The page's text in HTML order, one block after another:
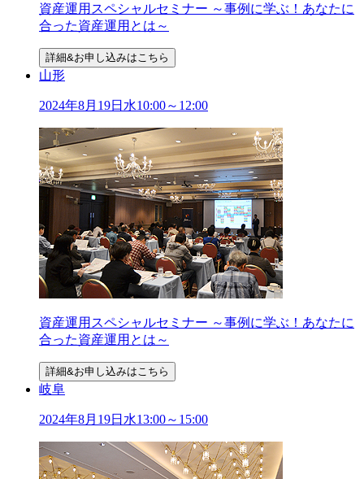
資産運用スペシャルセミナー ～事例に学ぶ！あなたに
合った資産運用とは～
詳細&お申し込みはこちら
山形
2024年8月 19日 水10:00～12:00
資産運用スペシャルセミナー ～事例に学ぶ！あなたに
合った資産運用とは～
詳細&お申し込みはこちら
岐阜
2024年8月 19日 水13:00～15:00